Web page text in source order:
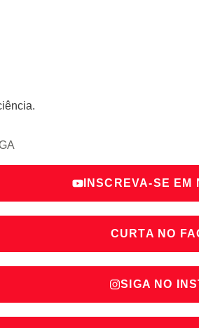
INSCREVA-SE EM
CURTA NO
SIGA NO